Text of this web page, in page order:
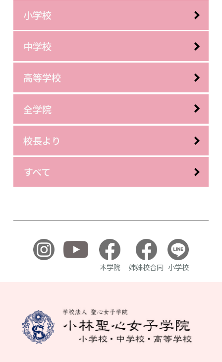
小学校
中学校
高等学校
全学院
校長より
すべて
本学院 姉妹校合同 小学校